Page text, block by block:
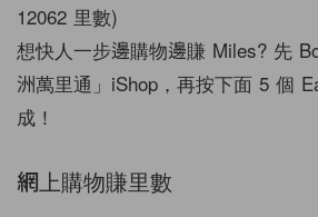
12062 里數)
想快人一步邊購物邊賺 Miles? 先
洲萬里通」iShop，再按下面 5 個
成！
網上購物賺里數